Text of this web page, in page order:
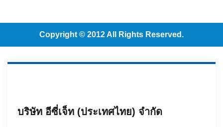
Copyright © 2012 All Rights Reserved.
บริษัท อีซี่เจ็ท (ประเทศไทย) จำกัด